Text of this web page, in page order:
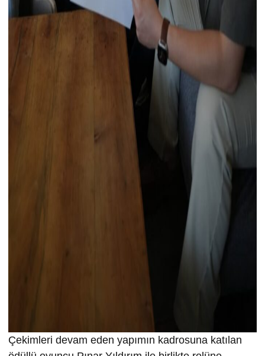
Çekimleri devam eden yapımın kadrosuna katılan